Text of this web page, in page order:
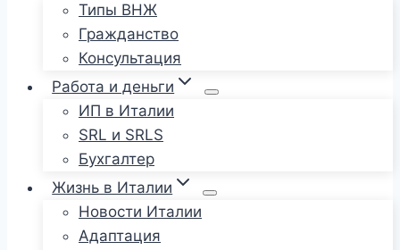
Типы ВНЖ
Гражданство
Консультация
Работа и деньги
ИП в Италии
SRL и SRLS
Бухгалтер
Жизнь в Италии
Новости Италии
Адаптация